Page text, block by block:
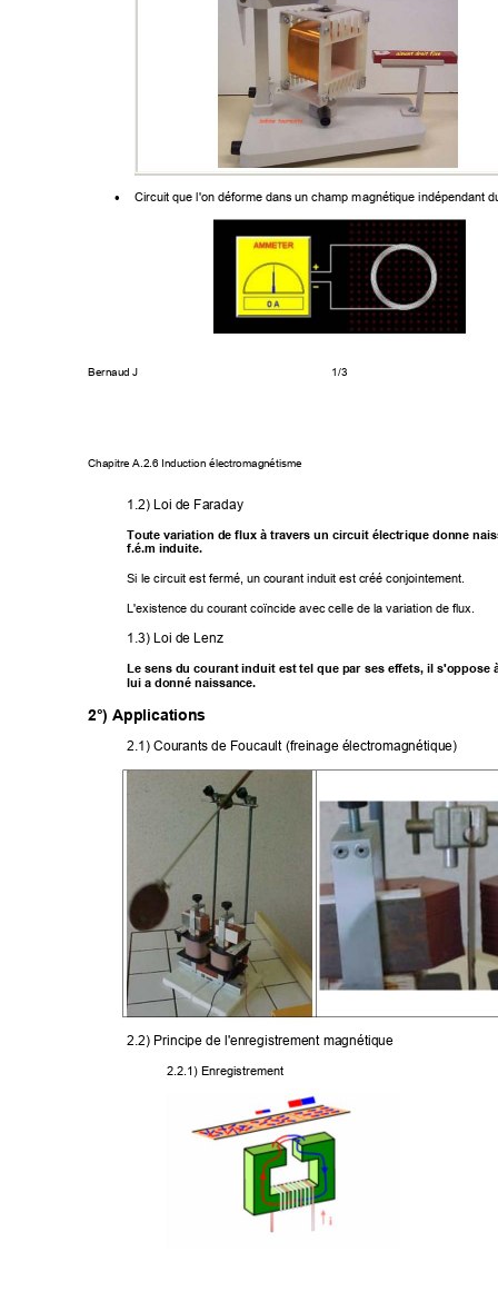
Bernaud J 1/3
• Circuit que l'on déforme dans un champ magnétique indépendant
Chapitre A.2.6 Induction électromagnétisme
1.2) Loi de Faraday
Toute variation de flux à travers un circuit électrique donne
f.é.m induite.
Si le circuit est fermé, un courant induit est créé conjointement.
L'existence du courant coïncide avec celle de la variation de flux.
1.3) Loi de Lenz
Le sens du courant induit est tel que par ses effets, il s'oppose
lui a donné naissance.
2°) Applications
2.1) Courants de Foucault (freinage électromagnétique)
2.2) Principe de l'enregistrement magnétique
2.2.1) Enregistrement